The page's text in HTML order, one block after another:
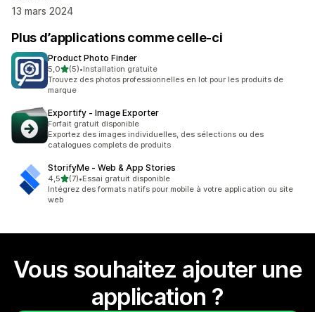
13 mars 2024
Plus d’applications comme celle-ci
Product Photo Finder
5,0étoile(s) sur 5
(5)
5 avis au total
•Installation gratuite
Trouvez des photos professionnelles en lot pour les produits de
marque
Exportify ‑ Image Exporter
Forfait gratuit disponible
Exportez des images individuelles, des sélections ou des
catalogues complets de produits
StorifyMe ‑ Web & App Stories
4,5étoile(s) sur 5
(7)
7 avis au total
•Essai gratuit disponible
Intégrez des formats natifs pour mobile à votre application ou site
web
Vous souhaitez ajouter une
application ?